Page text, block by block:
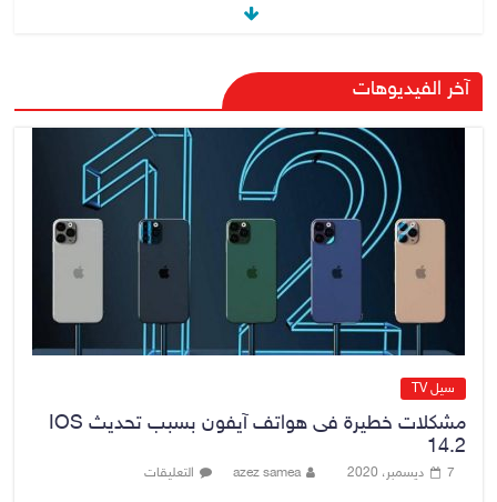
رئيس حكومة إقليم كردستان مسرور
بارزاني ينفي ما يشاع عن وجود
عسكري أمريكي في بعض قواعد
الإقليم
8 أغسطس، 2026 No Comment
الدخيل يتابع ميدانياً سير العمل في
المشاريع الاستراتيجية بالموصل
ويشدد على ضرورة إنجازها
آخر الفيديوهات
سيل TV
مشكلات خطيرة فى هواتف آيفون بسبب تحديث IOS
14.2
7 ديسمبر، 2020 azez samea التعليقات